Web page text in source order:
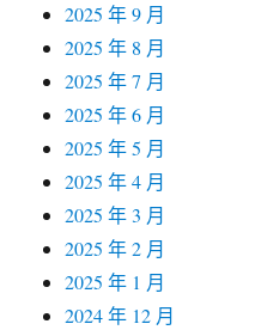
2025 年 9 月
2025 年 8 月
2025 年 7 月
2025 年 6 月
2025 年 5 月
2025 年 4 月
2025 年 3 月
2025 年 2 月
2025 年 1 月
2024 年 12 月